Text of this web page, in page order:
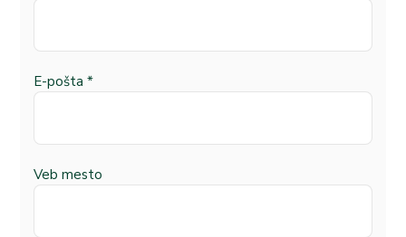
E-pošta *
Veb mesto